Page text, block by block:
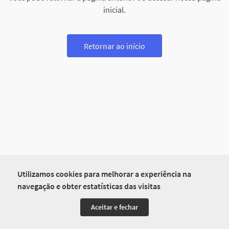
Utilizamos cookies para melhorar a experiência na
navegação e obter estatísticas das visitas
Aceitar e fechar
inicial.
Retornar ao início